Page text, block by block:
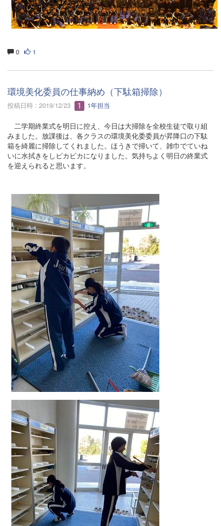
0 1
環境美化委員の仕事納め（下駄箱掃除）
投稿日時 : 2019/12/23 1年担当
二学期終業式を明日に控え、今日は大掃除を全校生徒で取り組
みました。放課後は、各クラスの環境美化委委員が昇降口の下駄
箱を綺麗に掃除してくれました。ほうきで掃いて、雑巾でていね
いに水拭きをしピカピカになりました。気持ちよく明日の終業式
を迎えられると思います。